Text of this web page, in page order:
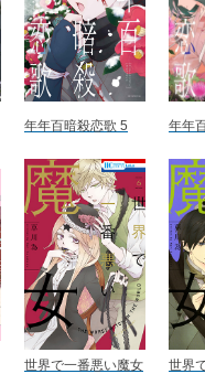
年年百暗殺恋歌 5 年年
世界で一番悪い魔女
世界